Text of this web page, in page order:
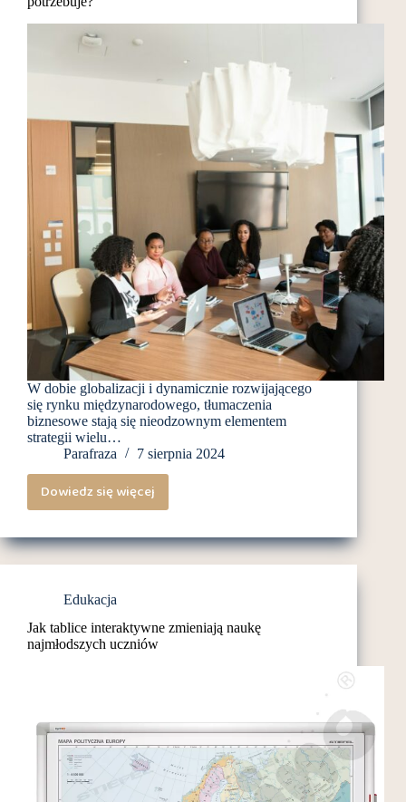
nauczyć
się
nowych
W dobie globalizacji i dynamicznie rozwijającego
się rynku międzynarodowego, tłumaczenia
biznesowe stają się nieodzownym elementem
strategii wielu…
Parafraza
7 sierpnia 2024
Dowiedz się więcej
Tłumaczenia
–
czy
firma
ich
potrzebuje?
Edukacja
Jak tablice interaktywne zmieniają naukę
najmłodszych uczniów